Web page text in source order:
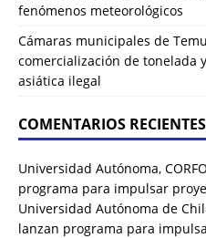
fenómenos meteorológicos
Cámaras municipales de
comercialización de tonelada
asiática ilegal
COMENTARIOS RECIENTES
Universidad Autónoma,
programa para impulsar
Universidad Autónoma de
lanzan programa para